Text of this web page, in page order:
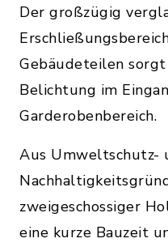
Der großzügig
Gebäudeteilen
Belichtung im
Garderobenbereich.
Aus Umweltschutz-
zweigeschossiger
eine kurze Bauzeit